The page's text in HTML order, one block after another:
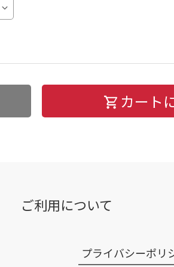
カート
ご利用について
プライバシーポリ